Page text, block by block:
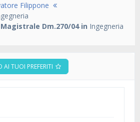
Filippone
Dm.270/04 in Ingegneria
TUOI PREFERITI